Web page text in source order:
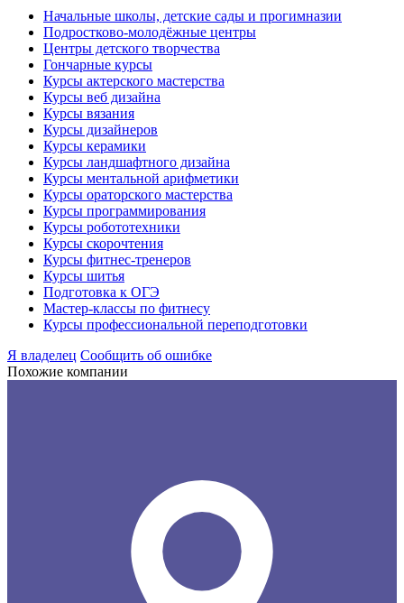
Начальные школы, детские сады и прогимназии
Подростково-молодёжные центры
Центры детского творчества
Гончарные курсы
Курсы актерского мастерства
Курсы веб дизайна
Курсы вязания
Курсы дизайнеров
Курсы керамики
Курсы ландшафтного дизайна
Курсы ментальной арифметики
Курсы ораторского мастерства
Курсы программирования
Курсы робототехники
Курсы скорочтения
Курсы фитнес-тренеров
Курсы шитья
Подготовка к ОГЭ
Мастер-классы по фитнесу
Курсы профессиональной переподготовки
Я владелец Сообщить об ошибке
Похожие компании